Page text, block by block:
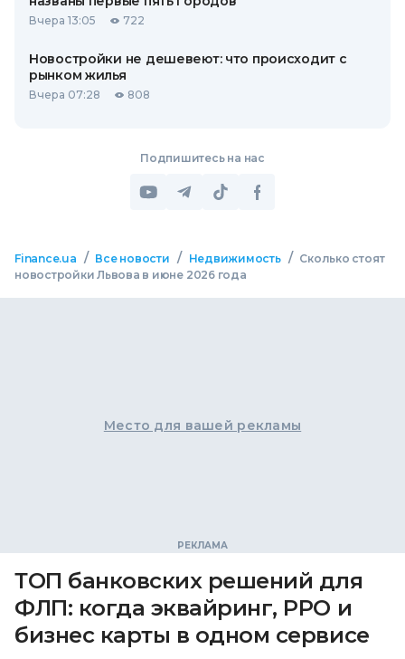
Вчера 13:05 722
Новостройки не дешевеют: что происходит с
рынком жилья
Вчера 07:28 808
Подпишитесь на нас
Finance.ua / Все новости / Недвижимость / Сколько стоят
новостройки Львова в июне 2026 года
Место для вашей рекламы
ТОП банковских решений для
ФЛП: когда эквайринг, РРО и
бизнес карты в одном сервисе